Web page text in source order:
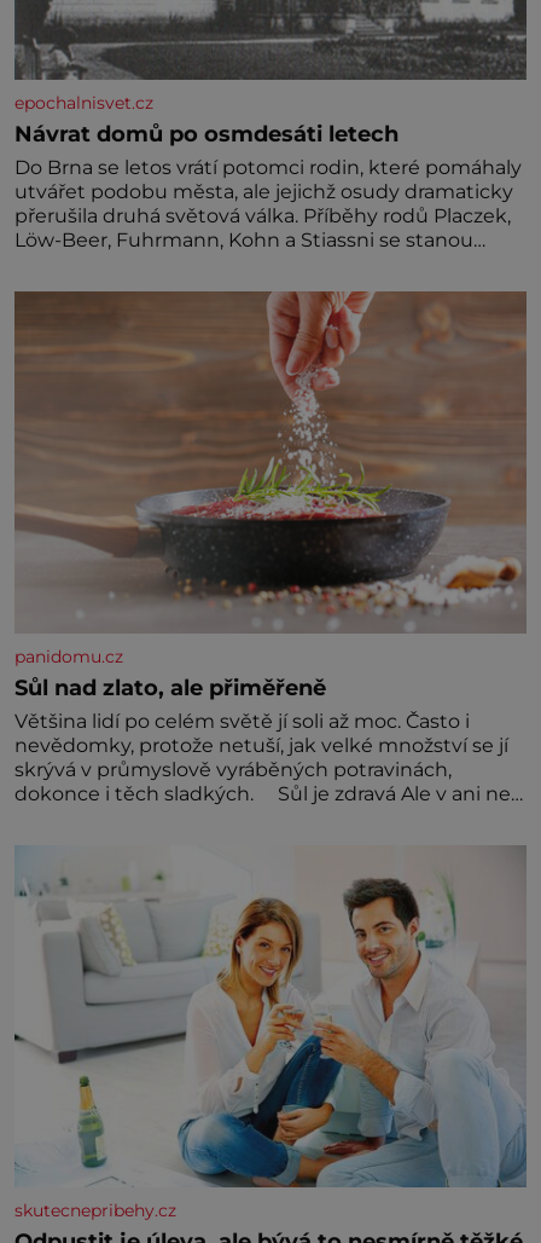
epochalnisvet.cz
Návrat domů po osmdesáti letech
Do Brna se letos vrátí potomci rodin, které pomáhaly
utvářet podobu města, ale jejichž osudy dramaticky
přerušila druhá světová válka. Příběhy rodů Placzek,
Löw-Beer, Fuhrmann, Kohn a Stiassni se stanou
židovské kultury ŠTETL FEST 2026. Některé návraty
nejsou jednoduché. Místa, která si člověk pamatuje z
rodinných vyprávění, už dávno
panidomu.cz
Sůl nad zlato, ale přiměřeně
Většina lidí po celém světě jí soli až moc. Často i
nevědomky, protože netuší, jak velké množství se jí
skrývá v průmyslově vyráběných potravinách,
dokonce i těch sladkých. Sůl je zdravá Ale v ani ne
běžné. Její základní složky– sodík a chlór – jsou
skutecnepribehy.cz